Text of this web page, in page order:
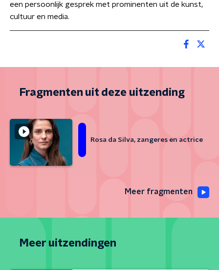
een persoonlijk gesprek met prominenten uit de kunst,
cultuur en media.
Fragmenten uit deze uitzending
Rosa da Silva, zangeres en actrice
Meer fragmenten
Meer uitzendingen